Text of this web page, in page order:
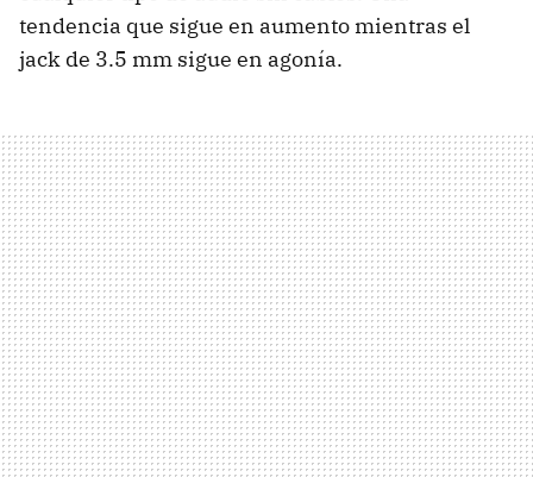
tendencia que sigue en aumento mientras el
jack de 3.5 mm sigue en agonía.